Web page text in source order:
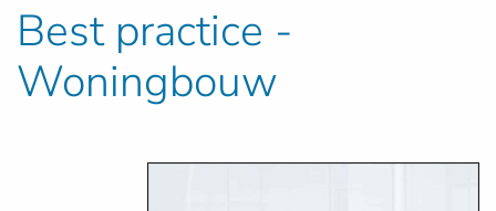
Best practice -
Woningbouw